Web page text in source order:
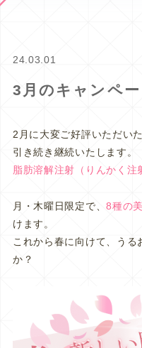
24.03.01
3月のキャンペー
2月に大変ご好評いただい
引き続き継続いたします。
脂肪溶解注射（りんかく注
月・木曜日限定で、8種の
けます。
これから春に向けて、う
か？